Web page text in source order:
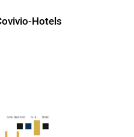
Hotels